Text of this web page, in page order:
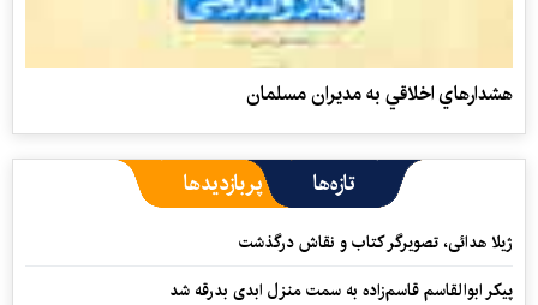
هشدارهاي اخلاقي به مديران مسلمان
تازه‌ها پربازدیدها
ژیلا هدائی، تصویرگر کتاب و نقاش درگذشت
پیکر ابوالقاسم قاسم‌زاده به سمت منزل ابدی بدرقه شد